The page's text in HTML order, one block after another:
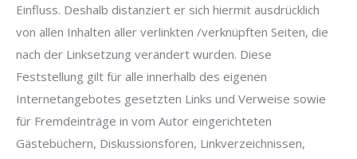
Einfluss. Deshalb distanziert er sich hiermit ausdrücklich
von allen Inhalten aller verlinkten /verknüpften Seiten, die
nach der Linksetzung verändert wurden. Diese
Feststellung gilt für alle innerhalb des eigenen
Internetangebotes gesetzten Links und Verweise sowie
für Fremdeinträge in vom Autor eingerichteten
Gästebüchern, Diskussionsforen, Linkverzeichnissen,